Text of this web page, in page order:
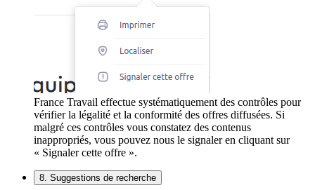
France Travail effectue systématiquement des contrôles pour
vérifier la légalité et la conformité des offres diffusées. Si
malgré ces contrôles vous constatez des contenus
inappropriés, vous pouvez nous le signaler en cliquant sur
« Signaler cette offre ».
8. Suggestions de recherche